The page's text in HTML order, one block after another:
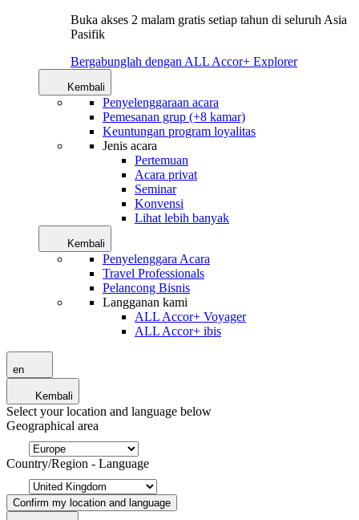
Buka akses 2 malam gratis setiap tahun di seluruh Asia
Pasifik
Bergabunglah dengan ALL Accor+ Explorer
Kembali
Penyelenggaraan acara
Pemesanan grup (+8 kamar)
Keuntungan program loyalitas
Jenis acara
Pertemuan
Acara privat
Seminar
Konvensi
Lihat lebih banyak
Kembali
Penyelenggara Acara
Travel Professionals
Pelancong Bisnis
Langganan kami
ALL Accor+ Voyager
ALL Accor+ ibis
en
Kembali
Select your location and language below
Geographical area
Country/Region - Language
Confirm my location and language